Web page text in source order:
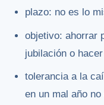
plazo: no es lo
objetivo: ahorrar
jubilación o
tolerancia a la
en un mal año